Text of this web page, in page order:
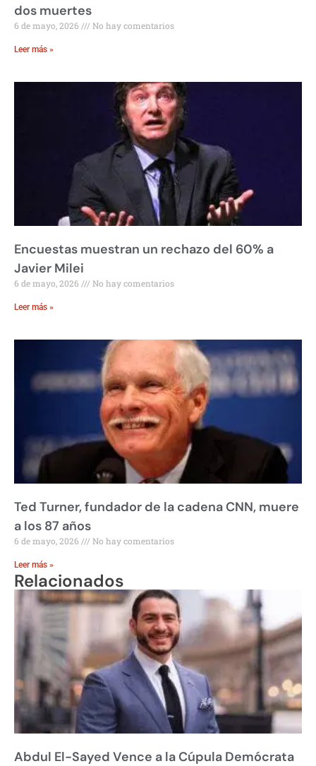
dos muertes
6 de mayo, 2026 No hay comentarios
Leer más »
Encuestas muestran un rechazo del 60% a
Javier Milei
6 de mayo, 2026 No hay comentarios
Leer más »
Ted Turner, fundador de la cadena CNN, muere
a los 87 años
6 de mayo, 2026 No hay comentarios
Leer más »
Relacionados
Abdul El-Sayed Vence a la Cúpula Demócrata